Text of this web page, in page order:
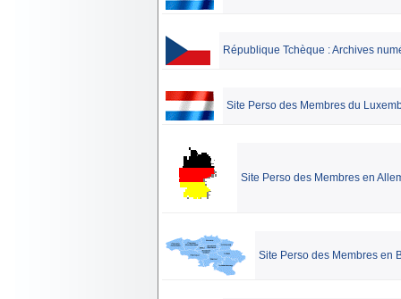
République Tchèque : Archives
Site Perso des Membres du
Site Perso des Membres en
Site Perso des Membres en